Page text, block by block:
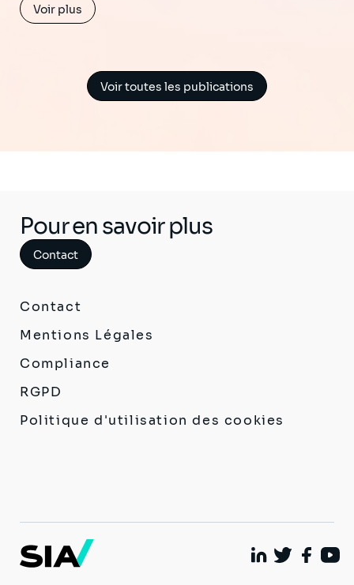
Voir plus
Voir toutes les publications
Pour en savoir plus
Contact
Contact
Mentions Légales
Compliance
RGPD
Politique d'utilisation des cookies
Linkedin
Twitter